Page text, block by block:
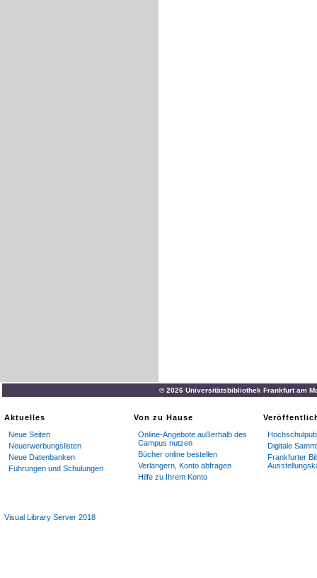
© 2026 Universitätsbibliothek Frankfurt am
Aktuelles
Neue Seiten
Neuerwerbungslisten
Neue Datenbanken
Führungen und Schulungen
Von zu Hause
Online-Angebote außerhalb des
Campus nutzen
Bücher online bestellen
Verlängern, Konto abfragen
Hilfe zu Ihrem Konto
Digitale
Frankfurter
Visual Library Server 2018